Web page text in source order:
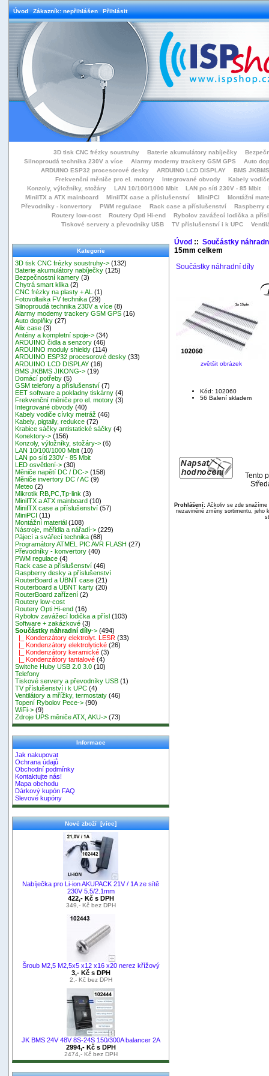
Úvod Zákazník: nepřihlášen Přihlásit
3D tisk CNC frézky soustruhy Baterie akumulátory nabíječky
Silnoproudá technika 230V a více
Alarmy modemy trackery GSM GPS
Auto
ARDUINO ESP32 procesorové desky
ARDUINO LCD DISPLAY
BMS
Frekvenční měniče pro el. motory
Integrované obvody
Kabely
Konzoly, výložníky, stožáry
LAN 10/100/1000 Mbit LAN po síti 230V - 85 Mbit
MiniITX a ATX mainboard
MiniITX case a příslušenství MiniPCI
Montážní
Převodníky - konvertory
PWM regulace Rack case a příslušenství
Raspberry
Routery low-cost
Routery Opti Hi-end
Rybolov zavážecí lodička a přísl
Tiskové servery a převodníky USB
TV příslušenství i k UPC
Kategorie
3D tisk CNC frézky soustruhy-> (132)
Baterie akumulátory nabíječky (125)
Bezpečnostní kamery (3)
Chytrá smart klika (2)
CNC frézky na plasty + AL
(1)
Fotovoltaika FV technika (29)
Silnoproudá technika 230V a více (8)
Alarmy modemy trackery GSM GPS (16)
Auto doplňky (27)
Alix case (3)
Antény a kompletní spoje-> (34)
ARDUINO čidla a senzory (46)
ARDUINO moduly shieldy (114)
ARDUINO ESP32 procesorové desky (33)
ARDUINO LCD DISPLAY (16)
BMS JKBMS JIKONG-> (19)
Domácí potřeby (5)
GSM telefony a příslušenství (7)
EET software a pokladny tiskárny (4)
Frekvenční měniče pro el. motory (3)
Integrované obvody (40)
Kabely vodiče cívky metráž (46)
Kabely, pigtaily, redukce (72)
Krabice sáčky antistatické sáčky (4)
Konektory-> (156)
Konzoly, výložníky, stožáry-> (6)
LAN 10/100/1000 Mbit (10)
LAN po síti 230V - 85 Mbit
LED osvětlení-> (30)
Měniče napětí DC / DC-> (158)
Měniče invertory DC / AC (9)
Meteo (2)
Mikrotik RB,PC,Tp-link (3)
MiniITX a ATX mainboard (10)
MiniITX case a příslušenství (57)
MiniPCI (11)
Montážní materiál (108)
Nástroje, měřidla a nářadí-> (229)
Pájecí a svářecí technika (68)
Programátory ATMEL PIC AVR FLASH (27)
Převodníky - konvertory (40)
PWM regulace (4)
Rack case a příslušenství (46)
Raspberry desky a příslušenství
RouterBoard a UBNT case (21)
Routerboard a UBNT karty (20)
RouterBoard zařízení (2)
Routery low-cost
Routery Opti Hi-end (16)
Rybolov zavážecí lodička a přísl (103)
Software + zakázkové (3)
Součástky náhradní díly-> (494)
|_ Kondenzátory elektrolyt. LESR (33)
|_ Kondenzátory elektrolytické (26)
|_ Kondenzátory keramické (3)
|_ Kondenzátory tantalové (4)
Switche Huby USB 2.0 3.0 (10)
Telefony
Tiskové servery a převodníky USB (1)
TV příslušenství i k UPC (4)
Ventilátory a mřížky, termostaty (46)
Topení Rybolov Pece-> (90)
WiFi-> (9)
Zdroje UPS měniče ATX, AKU-> (73)
Informace
Jak nakupovat
Ochrana údajů
Obchodní podmínky
Kontaktujte nás!
Mapa obchodu
Dárkový kupón FAQ
Slevové kupóny
Nové zboží [více]
Nabíječka pro Li-ion AKUPACK 21V / 1A ze sítě
230V 5.5/2.1mm
422,- Kč s DPH
349,- Kč bez DPH
Šroub M2,5 M2,5x5 x12 x16 x20 nerez křížový
3,- Kč s DPH
2,- Kč bez DPH
JK BMS 24V 48V 8S-24S 150/300A balancer 2A
2994,- Kč s DPH
2474,- Kč bez DPH
Úvod:: Součástky
15mm celkem
Součástky náhradní díly
zvětšit obrázek
Kód: 102060
56 Balení skladem
Tento
Prohlášení:Ačkoliv se zde snažíme
nezaviněné změny sortimentu, jeho